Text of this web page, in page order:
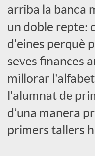
a
X
a
r
x
arriba la banca
un doble repte:
d'eines perquè
seves finances
millorar
l'alumnat de
d’una manera
primers tallers